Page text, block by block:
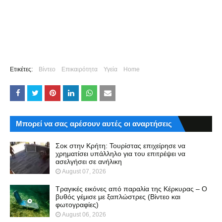
Ετικέτες: Βίντεο Επικαιρότητα Υγεία Home
Μπορεί να σας αρέσουν αυτές οι αναρτήσεις
Σοκ στην Κρήτη: Τουρίστας επιχείρησε να
χρηματίσει υπάλληλο για του επιτρέψει να
ασελγήσει σε ανήλικη
August 07, 2026
Τραγικές εικόνες από παραλία της Κέρκυρας – Ο
βυθός γέμισε με ξαπλώστρες (Βίντεο και
φωτογραφίες)
August 06, 2026